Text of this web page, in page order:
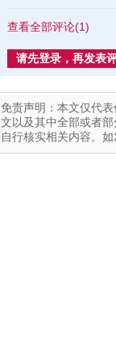
查看全部评论(1)
请先登录，再发表
免责声明：本文仅代
文以及其中全部或者
自行核实相关内容。